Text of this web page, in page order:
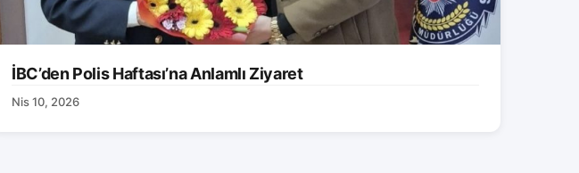
İBC’den Polis Haftası’na Anlamlı Ziyaret
Nis 10, 2026